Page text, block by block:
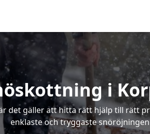
i
det gäller att hitta rätt hjälp till rätt
enklaste och tryggaste